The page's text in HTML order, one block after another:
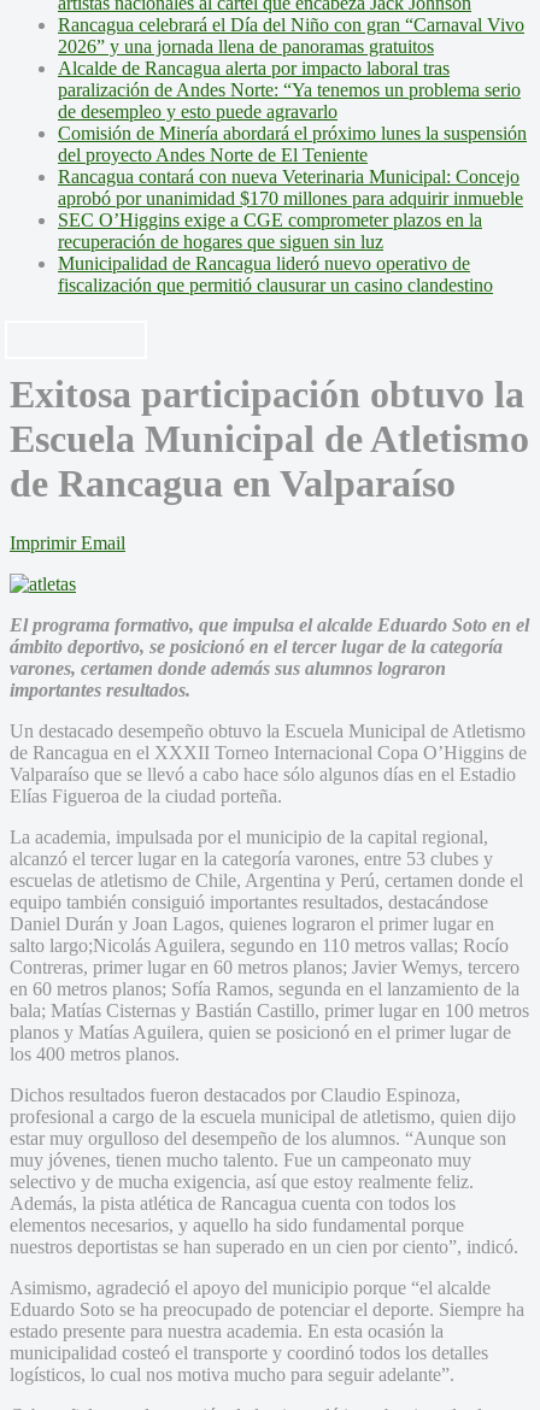
Rancagua celebrará el Día del Niño con gran “Carnaval Vivo
2026” y una jornada llena de panoramas gratuitos
Alcalde de Rancagua alerta por impacto laboral tras
paralización de Andes Norte: “Ya tenemos un problema serio
de desempleo y esto puede agravarlo
Comisión de Minería abordará el próximo lunes la suspensión
del proyecto Andes Norte de El Teniente
Rancagua contará con nueva Veterinaria Municipal: Concejo
aprobó por unanimidad $170 millones para adquirir inmueble
SEC O’Higgins exige a CGE comprometer plazos en la
recuperación de hogares que siguen sin luz
Municipalidad de Rancagua lideró nuevo operativo de
fiscalización que permitió clausurar un casino clandestino
Exitosa participación obtuvo la
Escuela Municipal de Atletismo
de Rancagua en Valparaíso
Imprimir Email
El programa formativo, que impulsa el alcalde Eduardo Soto en el
ámbito deportivo, se posicionó en el tercer lugar de la categoría
varones, certamen donde además sus alumnos lograron
importantes resultados.
Un destacado desempeño obtuvo la Escuela Municipal de Atletismo
de Rancagua en el XXXII Torneo Internacional Copa O’Higgins de
Valparaíso que se llevó a cabo hace sólo algunos días en el Estadio
Elías Figueroa de la ciudad porteña.
La academia, impulsada por el municipio de la capital regional,
alcanzó el tercer lugar en la categoría varones, entre 53 clubes y
escuelas de atletismo de Chile, Argentina y Perú, certamen donde el
equipo también consiguió importantes resultados, destacándose
Daniel Durán y Joan Lagos, quienes lograron el primer lugar en
salto largo;Nicolás Aguilera, segundo en 110 metros vallas; Rocío
Contreras, primer lugar en 60 metros planos; Javier Wemys, tercero
en 60 metros planos; Sofía Ramos, segunda en el lanzamiento de la
bala; Matías Cisternas y Bastián Castillo, primer lugar en 100 metros
planos y Matías Aguilera, quien se posicionó en el primer lugar de
los 400 metros planos.
Dichos resultados fueron destacados por Claudio Espinoza,
profesional a cargo de la escuela municipal de atletismo, quien dijo
estar muy orgulloso del desempeño de los alumnos. “Aunque son
muy jóvenes, tienen mucho talento. Fue un campeonato muy
selectivo y de mucha exigencia, así que estoy realmente feliz.
Además, la pista atlética de Rancagua cuenta con todos los
elementos necesarios, y aquello ha sido fundamental porque
nuestros deportistas se han superado en un cien por ciento”, indicó.
Asimismo, agradeció el apoyo del municipio porque “el alcalde
Eduardo Soto se ha preocupado de potenciar el deporte. Siempre ha
estado presente para nuestra academia. En esta ocasión la
municipalidad costeó el transporte y coordinó todos los detalles
logísticos, lo cual nos motiva mucho para seguir adelante”.